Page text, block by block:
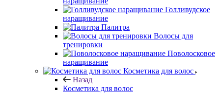
Голливудское
наращивание
Палитра
Волосы для
тренировки
Поволосковое
наращивание
Косметика для волос
Назад
Косметика для волос